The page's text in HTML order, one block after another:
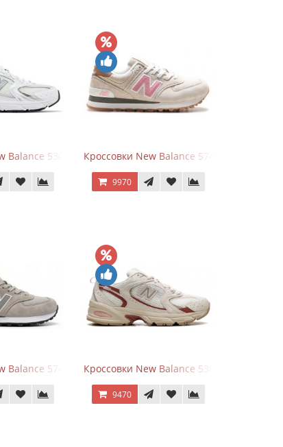
Balance 530 White Silver MetallicКроссовки New Balance 574 Power Beige
9970
Leather
Balance 574 Silver Summer FogКроссовки New Balance 530 Festival Pack
9470